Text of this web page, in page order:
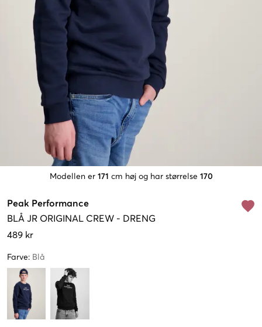
Modellen er 171 cm høj og har størrelse 170
Peak Performance
BLÅ JR ORIGINAL CREW - DRENG
489 kr
Farve: Blå